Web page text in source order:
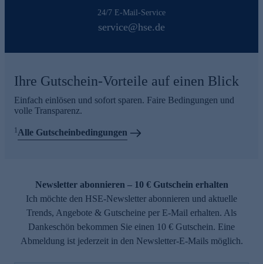
24/7 E-Mail-Service
service@hse.de
Ihre Gutschein-Vorteile auf einen Blick
Einfach einlösen und sofort sparen. Faire Bedingungen und
volle Transparenz.
1Alle Gutscheinbedingungen
Newsletter abonnieren – 10 € Gutschein erhalten
Ich möchte den HSE-Newsletter abonnieren und aktuelle
Trends, Angebote & Gutscheine per E-Mail erhalten. Als
Dankeschön bekommen Sie einen 10 € Gutschein. Eine
Abmeldung ist jederzeit in den Newsletter-E-Mails möglich.